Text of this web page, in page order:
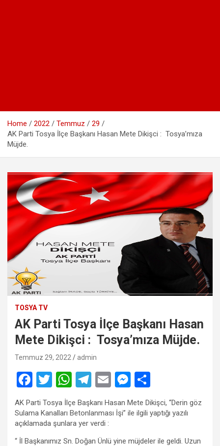
Home 2022 Temmuz
29
AK Parti Tosya İlçe Başkanı Hasan Mete Dikişci : Tosya’mıza
Müjde.
TOSYA TV
AK Parti Tosya İlçe Başkanı Hasan
Mete Dikişci : Tosya’mıza Müjde.
Temmuz 29, 2022 admin
F
a
ce
b
T
wi
tt
er
W
h
at
s
T
e
gr
E
ail
M
es
se
h
ar
AK Parti Tosya İlçe Başkanı Hasan Mete Dikişci, “Derin göz
Sulama Kanalları Betonlanması İşi” ile ilgili yaptığı yazılı
açıklamada şunlara yer verdi :
“ İl Başkanımız Sn. Doğan Ünlü yine müjdeler ile geldi. Uzun